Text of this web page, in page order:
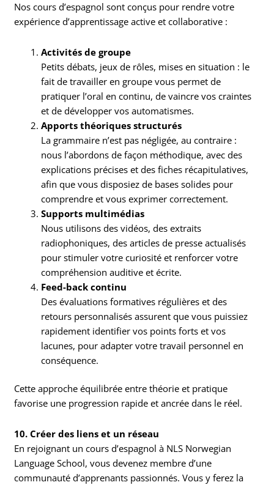
Nos cours d’espagnol sont conçus pour rendre votre
expérience d’apprentissage active et collaborative :
Activités de groupe
Petits débats, jeux de rôles, mises en situation : le
fait de travailler en groupe vous permet de
pratiquer l’oral en continu, de vaincre vos craintes
et de développer vos automatismes.
Apports théoriques structurés
La grammaire n’est pas négligée, au contraire :
nous l’abordons de façon méthodique, avec des
explications précises et des fiches récapitulatives,
afin que vous disposiez de bases solides pour
comprendre et vous exprimer correctement.
Supports multimédias
Nous utilisons des vidéos, des extraits
radiophoniques, des articles de presse actualisés
pour stimuler votre curiosité et renforcer votre
compréhension auditive et écrite.
Feed-back continu
Des évaluations formatives régulières et des
retours personnalisés assurent que vous puissiez
rapidement identifier vos points forts et vos
lacunes, pour adapter votre travail personnel en
conséquence.
Cette approche équilibrée entre théorie et pratique
favorise une progression rapide et ancrée dans le réel.
10. Créer des liens et un réseau
En rejoignant un cours d’espagnol à NLS Norwegian
Language School, vous devenez membre d’une
communauté d’apprenants passionnés. Vous y ferez la